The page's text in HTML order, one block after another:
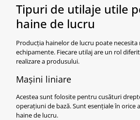
Tipuri de utilaje utile
haine de lucru
Producția hainelor de lucru poate
echipamente. Fiecare utilaj are un rol
realizare a produsului.
Mașini liniare
Acestea sunt folosite pentru cusături
operațiuni de bază. Sunt esențiale în orice
haine de lucru.